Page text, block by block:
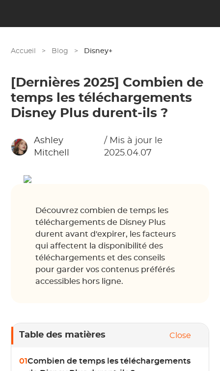
Accueil > Blog > Disney+
[Dernières 2025] Combien de
temps les téléchargements
Disney Plus durent-ils ?
Ashley
Mitchell
/ Mis à jour le
2025.04.07
Découvrez combien de temps les
téléchargements de Disney Plus
durent avant d'expirer, les facteurs
qui affectent la disponibilité des
téléchargements et des conseils
pour garder vos contenus préférés
accessibles hors ligne.
Table des matières Close
01Combien de temps les téléchargements